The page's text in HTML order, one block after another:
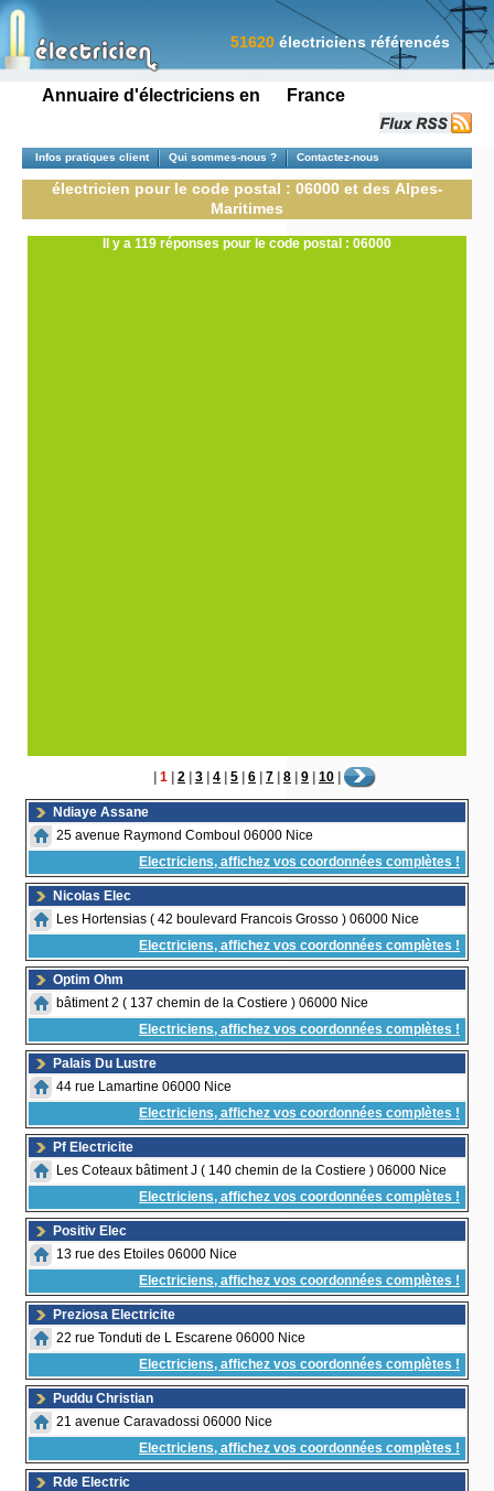
Annuaire d'électriciens en France
51620 électriciens référencés
Infos pratiques client Qui sommes-nous ? Contactez-nous
électricien pour le code postal : 06000 et des Alpes-
Maritimes
Il y a 119 réponses pour le code postal : 06000
| 1 | 2 | 3 | 4 | 5 | 6 | 7 | 8 | 9 | 10 |
Ndiaye Assane
25 avenue Raymond Comboul 06000 Nice
Electriciens, affichez vos coordonnées complètes !
Nicolas Elec
Les Hortensias ( 42 boulevard Francois Grosso ) 06000 Nice
Electriciens, affichez vos coordonnées complètes !
Optim Ohm
bâtiment 2 ( 137 chemin de la Costiere ) 06000 Nice
Electriciens, affichez vos coordonnées complètes !
Palais Du Lustre
44 rue Lamartine 06000 Nice
Electriciens, affichez vos coordonnées complètes !
Pf Electricite
Les Coteaux bâtiment J ( 140 chemin de la Costiere ) 06000 Nice
Electriciens, affichez vos coordonnées complètes !
Positiv Elec
13 rue des Etoiles 06000 Nice
Electriciens, affichez vos coordonnées complètes !
Preziosa Electricite
22 rue Tonduti de L Escarene 06000 Nice
Electriciens, affichez vos coordonnées complètes !
Puddu Christian
21 avenue Caravadossi 06000 Nice
Electriciens, affichez vos coordonnées complètes !
Rde Electric